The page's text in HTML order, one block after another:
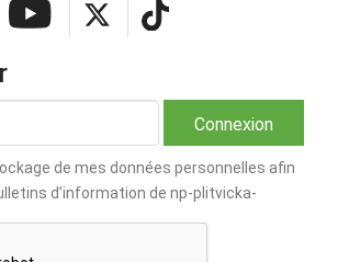
de mes données personnelles afin
d’information de np-plitvicka-